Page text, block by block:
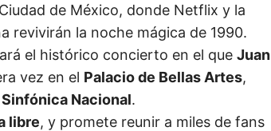
de México, donde Netflix y la
revivirán la noche mágica de 1990.
el histórico concierto en el que Juan
vez en el Palacio de Bellas Artes,
Nacional.
libre, y promete reunir a miles de fans